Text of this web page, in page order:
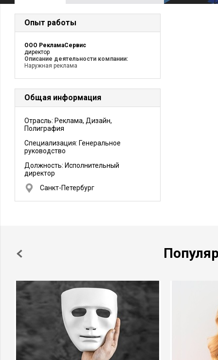
Опыт работы
ООО РекламаСервис
директор
Описание деятельности компании:
Наружная реклама
Общая информация
Отрасль: Реклама, Дизайн,
Полиграфия
Специализация: Генеральное
руководство
Должность: Исполнительный
директор
Санкт-Петербург